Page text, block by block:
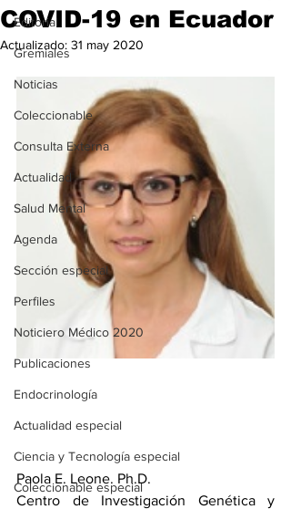
Editorial
Gremiales
Noticias
Coleccionable
Consulta Externa
Actualidad
Salud Mental
Agenda
Sección especial
Perfiles
Noticiero Médico 2020
Publicaciones
Endocrinología
Actualidad especial
Ciencia y Tecnología especial
Coleccionable especial
COVID-19 en Ecuador
Actualizado: 31 may 2020
Paola E. Leone. Ph.D.
Centro de Investigación Genética y